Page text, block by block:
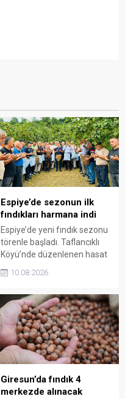
Espiye’de sezonun ilk
fındıkları harmana indi
Espiye’de yeni fındık sezonu
törenle başladı. Taflancıklı
Köyü’nde düzenlenen hasat
bahçeye girerken, sezonun
horon eşliğinde toplanarak
harmana döküldü.
10.08.2026
Giresun’da fındık 4
merkezde alınacak